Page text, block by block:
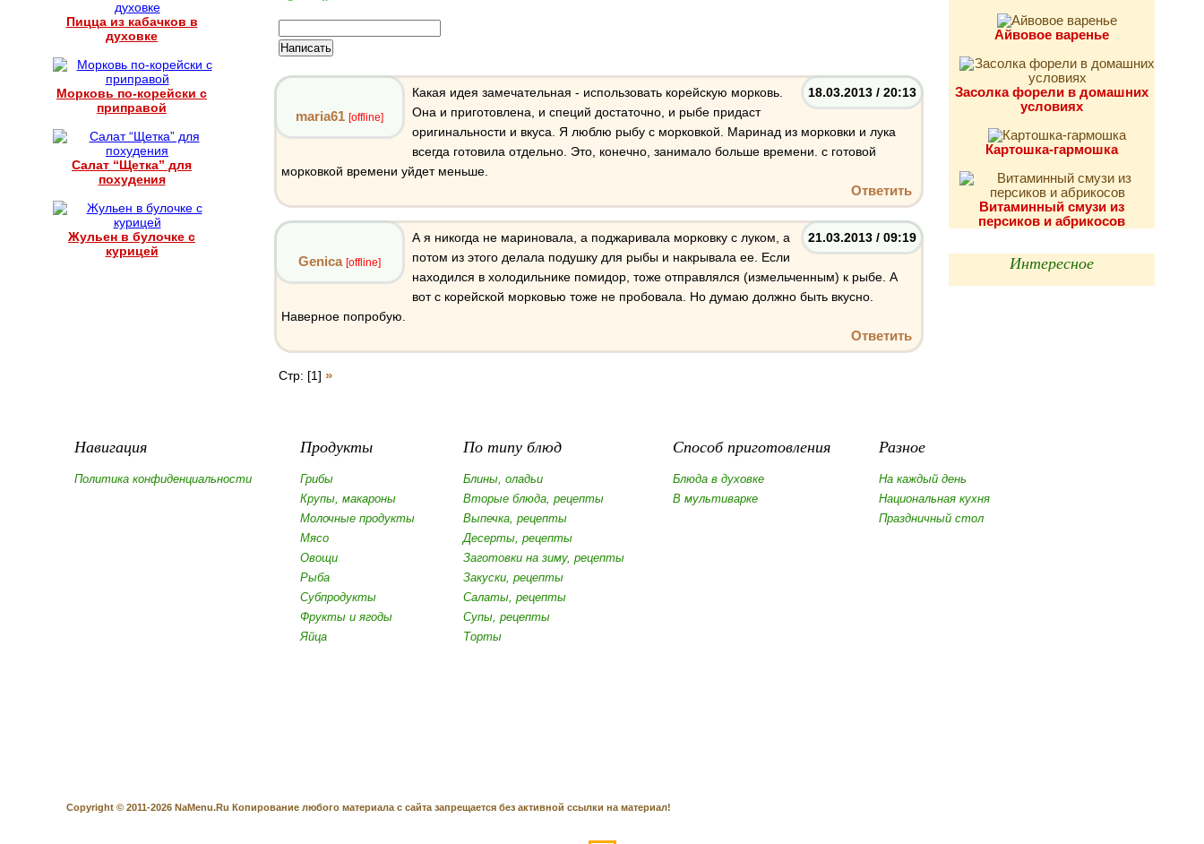
Пицца из кабачков в
духовке
Морковь по-корейски с
приправой
Салат “Щетка” для
похудения
Жульен в булочке с
курицей
18.03.2013 / 20:13
maria61 [offline]
Какая идея замечательная - использовать корейскую морковь.
Она и приготовлена, и специй достаточно, и рыбе придаст
оригинальности и вкуса. Я люблю рыбу с морковкой. Маринад из морковки и лука
всегда готовила отдельно. Это, конечно, занимало больше времени. с готовой
морковкой времени уйдет меньше.
Ответить
21.03.2013 / 09:19
Genica [offline]
А я никогда не мариновала, а поджаривала морковку с луком, а
потом из этого делала подушку для рыбы и накрывала ее. Если
находился в холодильнике помидор, тоже отправлялся (измельченным) к рыбе. А
вот с корейской морковью тоже не пробовала. Но думаю должно быть вкусно.
Наверное попробую.
Ответить
Стр: [1] »
Айвовое варенье
Засолка форели в домашних
условиях
Картошка-гармошка
Витаминный смузи из
персиков и абрикосов
Интересное
Навигация
Политика конфиденциальности
Продукты
Грибы
Крупы, макароны
Молочные продукты
Мясо
Овощи
Рыба
Субпродукты
Фрукты и ягоды
Яйца
По типу блюд
Блины, оладьи
Вторые блюда, рецепты
Выпечка, рецепты
Десерты, рецепты
Заготовки на зиму, рецепты
Закуски, рецепты
Салаты, рецепты
Супы, рецепты
Торты
Способ приготовления
Блюда в духовке
В мультиварке
Разное
На каждый день
Национальная кухня
Праздничный стол
Copyright © 2011-2026 NaMenu.Ru Копирование любого материала с сайта запрещается без активной ссылки на материал!